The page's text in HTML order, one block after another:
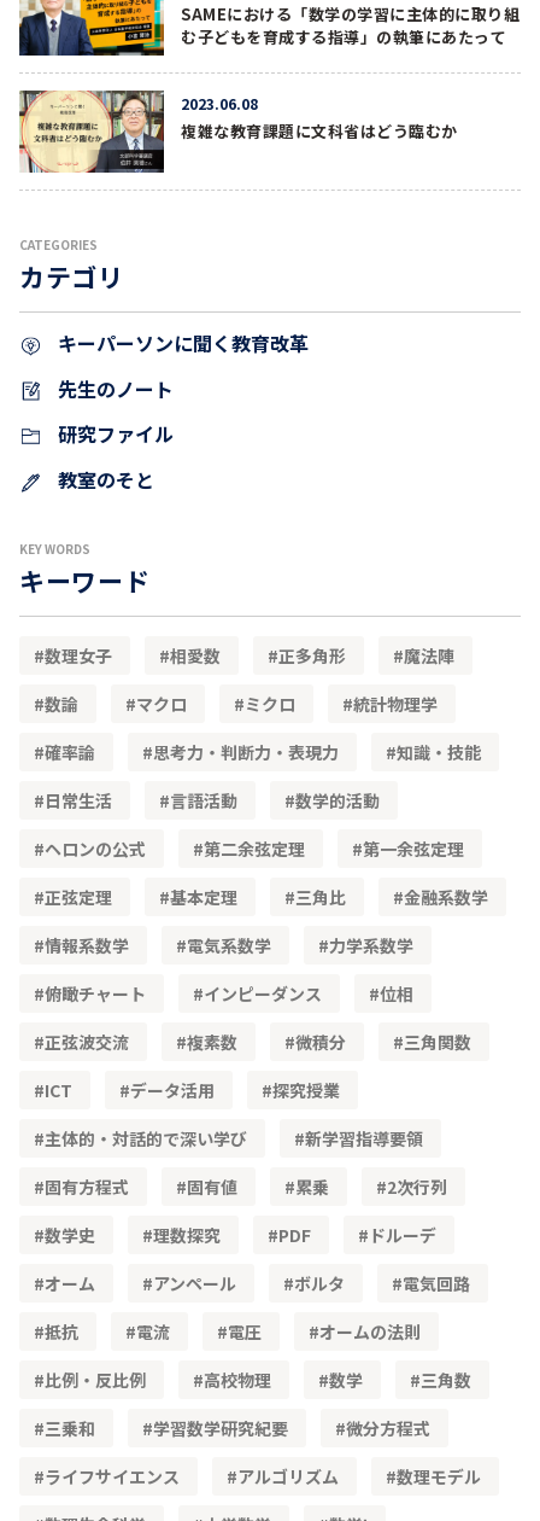
SAMEにおける「数学の学習に主体的に取り組
む子どもを育成する指導」の執筆にあたって
2023.06.08
複雑な教育課題に文科省はどう臨むか
CATEGORIES
カテゴリ
キーパーソンに聞く教育改革
先生のノート
研究ファイル
教室のそと
KEY WORDS
キーワード
数理女子 相愛数 正多角形
魔法陣
数論
マクロ ミクロ
統計物理学
確率論
思考力・判断力・表現力
知識・技能
日常生活
言語活動
数学的活動
ヘロンの公式
第二余弦定理
第一余弦定理
正弦定理
基本定理 三角比
金融系数学
情報系数学
電気系数学
力学系数学
俯瞰チャート
インピーダンス
位相
正弦波交流
複素数 微積分
三角関数
ICT
データ活用
探究授業
主体的・対話的で深い学び
新学習指導要領
固有方程式
固有値 累乗
2次行列
数学史
理数探究 PDF
ドルーデ
オーム
アンペール ボルタ
電気回路
抵抗
電流 電圧
オームの法則
比例・反比例
高校物理 数学
三角数
三乗和
学習数学研究紀要
微分方程式
ライフサイエンス
アルゴリズム
数理モデル